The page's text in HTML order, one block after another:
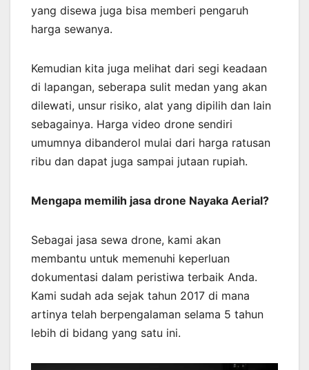
yang disewa juga bisa memberi pengaruh
harga sewanya.
Kemudian kita juga melihat dari segi keadaan
di lapangan, seberapa sulit medan yang akan
dilewati, unsur risiko, alat yang dipilih dan lain
sebagainya. Harga video drone sendiri
umumnya dibanderol mulai dari harga ratusan
ribu dan dapat juga sampai jutaan rupiah.
Mengapa memilih jasa drone Nayaka Aerial?
Sebagai jasa sewa drone, kami akan
membantu untuk memenuhi keperluan
dokumentasi dalam peristiwa terbaik Anda.
Kami sudah ada sejak tahun 2017 di mana
artinya telah berpengalaman selama 5 tahun
lebih di bidang yang satu ini.